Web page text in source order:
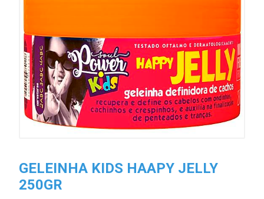
GELEINHA KIDS HAAPY JELLY
250GR